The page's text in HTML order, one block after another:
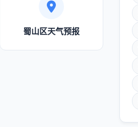
蜀山区天气预报